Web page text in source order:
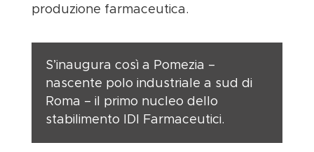
produzione farmaceutica.
S’inaugura così a Pomezia –
nascente polo industriale a sud di
Roma – il primo nucleo dello
stabilimento IDI Farmaceutici.